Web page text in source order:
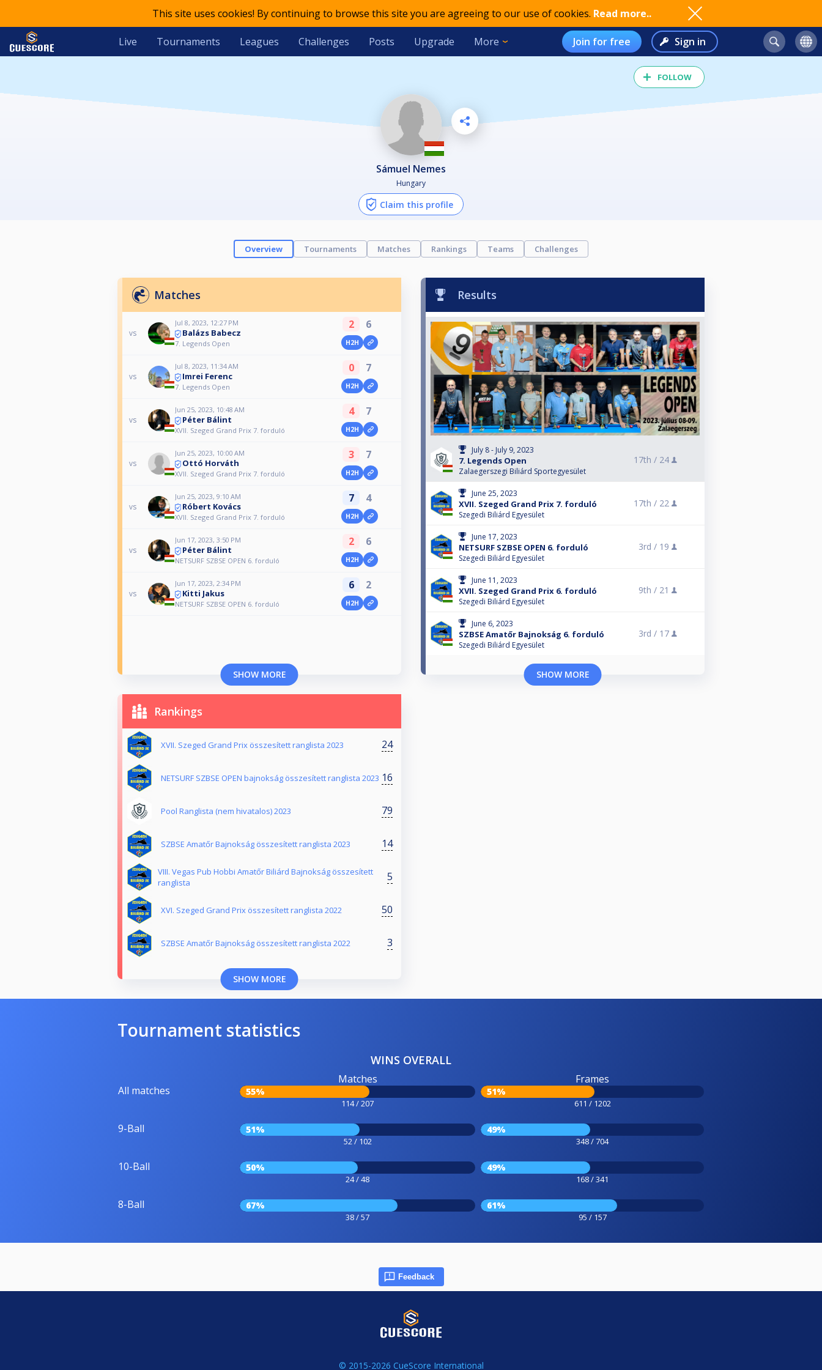
This site uses cookies! By continuing to browse this site you are agreeing to our use of cookies. Read more..
Live Tournaments Leagues Challenges Posts Upgrade More Join for free Sign in
FOLLOW
Sámuel Nemes
Hungary
Claim this profile
Overview Tournaments Matches Rankings Teams Challenges
Matches
vs
Jul 8, 2023, 12:27 PM
Balázs Babecz
7. Legends Open
2 6
H2H
vs
Jul 8, 2023, 11:34 AM
Imrei Ferenc
7. Legends Open
0 7
H2H
vs
Jun 25, 2023, 10:48 AM
Péter Bálint
XVII. Szeged Grand Prix 7. forduló
4 7
H2H
vs
Jun 25, 2023, 10:00 AM
Ottó Horváth
XVII. Szeged Grand Prix 7. forduló
3 7
H2H
vs
Jun 25, 2023, 9:10 AM
Róbert Kovács
XVII. Szeged Grand Prix 7. forduló
7 4
H2H
vs
Jun 17, 2023, 3:50 PM
Péter Bálint
NETSURF SZBSE OPEN 6. forduló
2 6
H2H
vs
Jun 17, 2023, 2:34 PM
Kitti Jakus
NETSURF SZBSE OPEN 6. forduló
6 2
H2H
SHOW MORE
Results
July 8 - July 9, 2023
7. Legends Open
Zalaegerszegi Biliárd Sportegyesület
17th / 24
June 25, 2023
XVII. Szeged Grand Prix 7. forduló
Szegedi Biliárd Egyesület
17th / 22
June 17, 2023
NETSURF SZBSE OPEN 6. forduló
Szegedi Biliárd Egyesület
3rd / 19
June 11, 2023
XVII. Szeged Grand Prix 6. forduló
Szegedi Biliárd Egyesület
9th / 21
June 6, 2023
SZBSE Amatőr Bajnokság 6. forduló
Szegedi Biliárd Egyesület
3rd / 17
SHOW MORE
Rankings
XVII. Szeged Grand Prix összesített ranglista 2023 24
NETSURF SZBSE OPEN bajnokság összesített ranglista 2023 16
Pool Ranglista (nem hivatalos) 2023 79
SZBSE Amatőr Bajnokság összesített ranglista 2023 14
VIII. Vegas Pub Hobbi Amatőr Biliárd Bajnokság összesített
ranglista
5
XVI. Szeged Grand Prix összesített ranglista 2022 50
SZBSE Amatőr Bajnokság összesített ranglista 2022 3
SHOW MORE
Tournament statistics
WINS OVERALL
All matches
Matches
55%
114 / 207
Frames
51%
611 / 1202
9-Ball 51%
52 / 102
49%
348 / 704
10-Ball 50%
24 / 48
49%
168 / 341
8-Ball 67%
38 / 57
61%
95 / 157
Feedback
© 2015-2026 CueScore International